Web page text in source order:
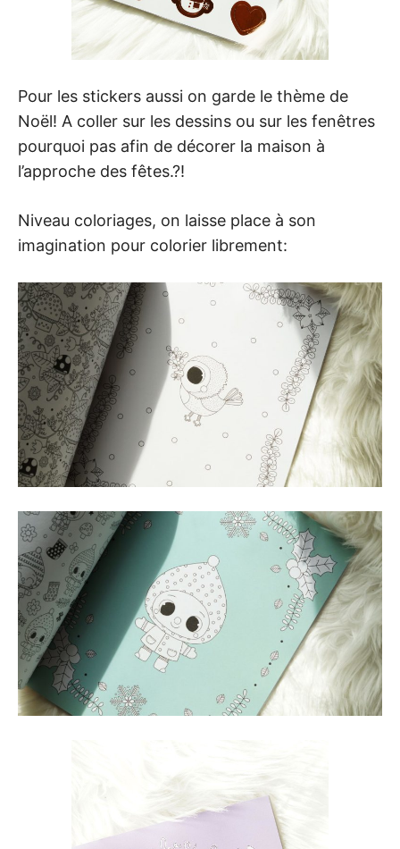
Pour les stickers aussi on garde le thème de
Noël! A coller sur les dessins ou sur les fenêtres
pourquoi pas afin de décorer la maison à
l’approche des fêtes.?!
Niveau coloriages, on laisse place à son
imagination pour colorier librement: